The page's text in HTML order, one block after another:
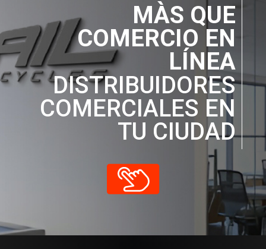
MÀS QUE
COMERCIO EN
LÍNEA
DISTRIBUIDORES
COMERCIALES EN
TU CIUDAD